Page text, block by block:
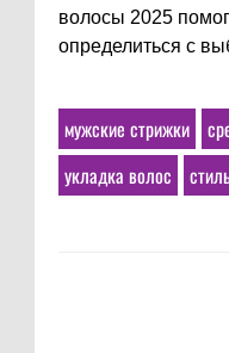
волосы 2025
определиться с
мужские стрижки
укладка волос